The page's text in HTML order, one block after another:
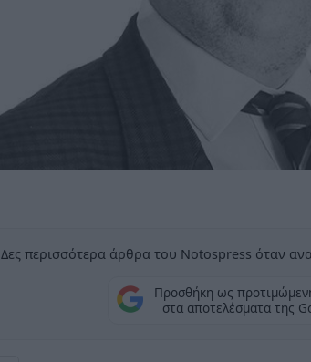
Δες περισσότερα άρθρα του Notospress όταν
Προσθήκη ως
στα αποτελέσματα της